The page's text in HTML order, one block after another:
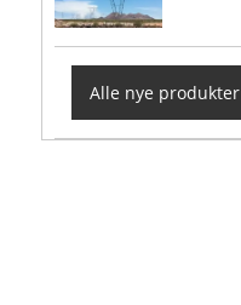
Alle nye produkter